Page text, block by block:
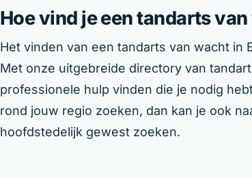
Hoe vind je een tandarts
Het vinden van een tandarts van wacht
Met onze uitgebreide directory van
professionele hulp vinden die je nodig
rond jouw regio zoeken, dan kan je ook
hoofdstedelijk gewest zoeken.